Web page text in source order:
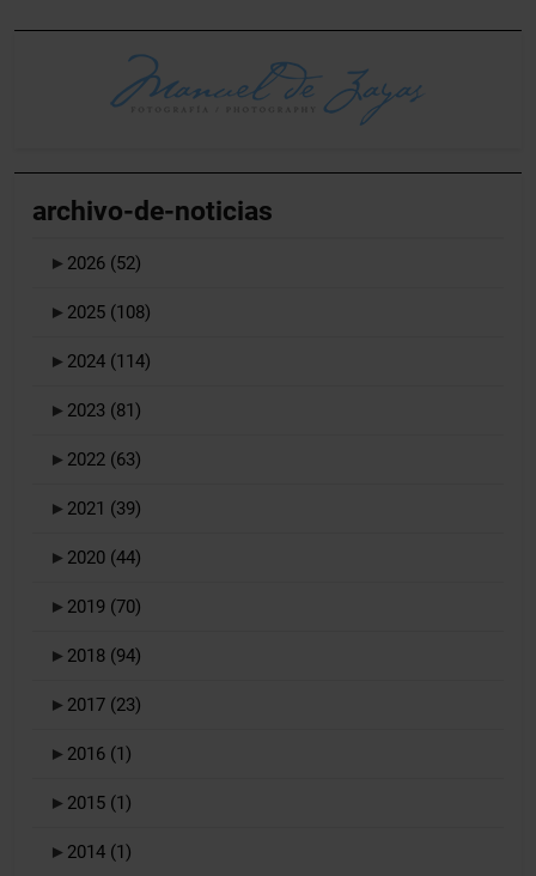
archivo-de-noticias
► 2026 (52)
► 2025 (108)
► 2024 (114)
► 2023 (81)
► 2022 (63)
► 2021 (39)
► 2020 (44)
► 2019 (70)
► 2018 (94)
► 2017 (23)
► 2016 (1)
► 2015 (1)
► 2014 (1)